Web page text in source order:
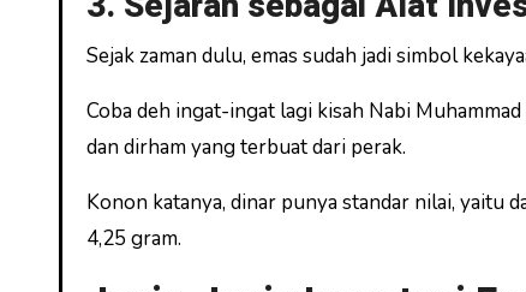
Sejak zaman dulu, emas sudah jadi simbol
Coba deh ingat-ingat lagi kisah Nabi
dan dirham yang terbuat dari perak.
Konon katanya, dinar punya standar nilai, yaitu
4,25 gram.